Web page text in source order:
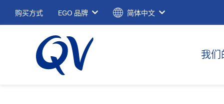
购买方式 EGO 品牌 简体中文
我们